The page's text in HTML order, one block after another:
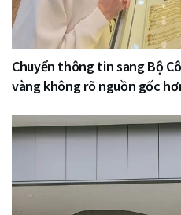
Chuyển thông tin sang Bộ
vàng không rõ nguồn gốc